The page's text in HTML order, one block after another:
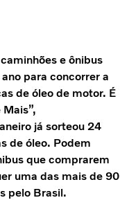
e ônibus
para concorrer a
de óleo de motor. É
já sorteou 24
de óleo. Podem
que comprarem
uma das mais de 90
pelo Brasil.